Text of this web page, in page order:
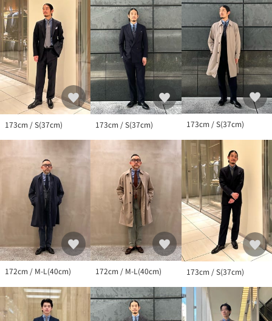
【注意事項】
※商品を使用前に、タグ等に記載されている「取り扱い上の注意
書き」、「洗濯表示」を必ずご確認ください。
※商品画像は、光の当たり具合やパソコンなどの閲覧環境によ
り、実際の色味と異なって見える場合がございます。あらかじめ
ご了承ください。
※商品の色味の目安は、商品単体の画像をご参照ください。
店舗へお問い合わせの際は、全国のUNITED ARROWS各店舗まで
下記の品名/品番をお申し付けください。
173cm / S(37cm) 173cm / S(37cm) 173cm / S(37cm)
172cm / M-L(40cm) 172cm / M-L(40cm) 173cm / S(37cm)